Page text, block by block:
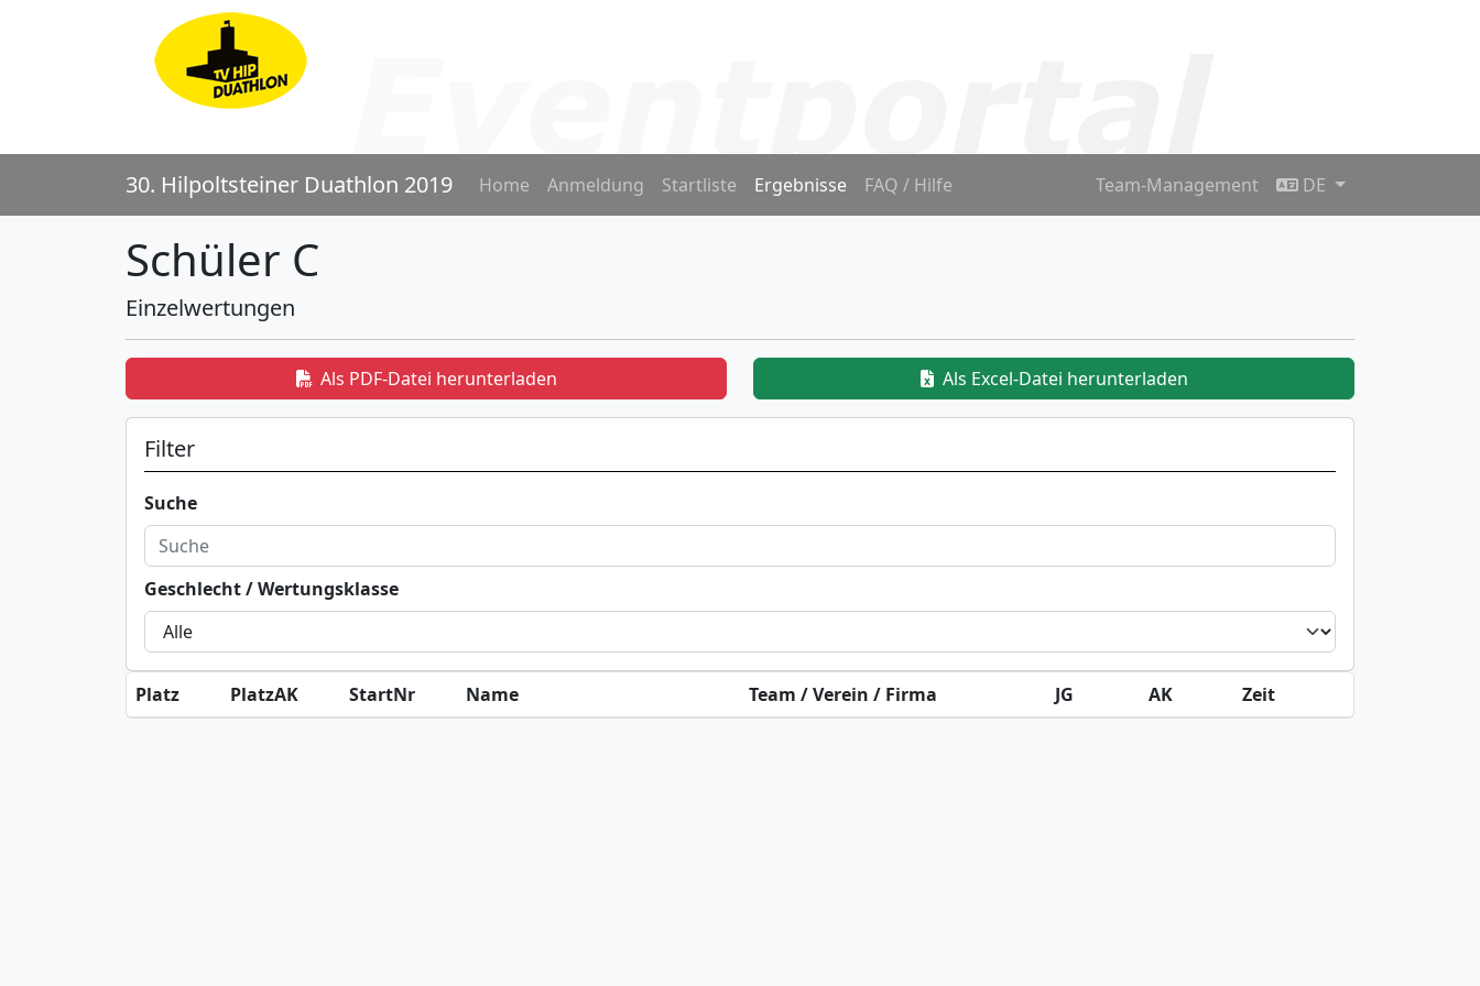
30. Hilpoltsteiner Duathlon 2019 Home Anmeldung Startliste Ergebnisse FAQ / Hilfe Team-Management DE
Schüler C
Einzelwertungen
Als PDF-Datei herunterladen Als Excel-Datei herunterladen
Filter
Suche
Geschlecht / Wertungsklasse
Platz PlatzAK StartNr Name Team / Verein / Firma JG AK Zeit